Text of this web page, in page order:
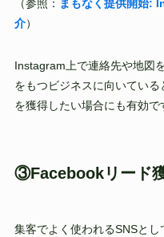
（参照： まもなく提供開始:
介）
Instagram上で連絡先や地図
をもつビジネスに向いてい
を獲得したい場合にも有効で
③Facebookリード
集客でよく使われるSNSとし